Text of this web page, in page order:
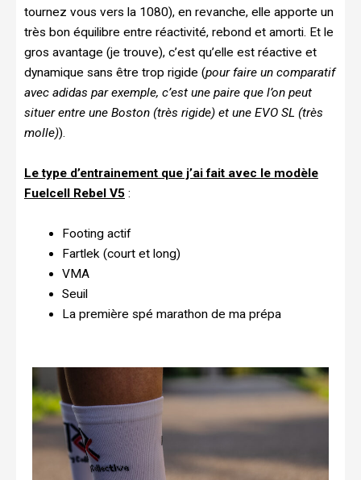
tournez vous vers la 1080), en revanche, elle apporte un
très bon équilibre entre réactivité, rebond et amorti. Et le
gros avantage (je trouve), c’est qu’elle est réactive et
dynamique sans être trop rigide (pour faire un comparatif
avec adidas par exemple, c’est une paire que l’on peut
situer entre une Boston (très rigide) et une EVO SL (très
molle)).
Le type d’entrainement que j’ai fait avec le modèle
Fuelcell Rebel V5 :
Footing actif
Fartlek (court et long)
VMA
Seuil
La première spé marathon de ma prépa